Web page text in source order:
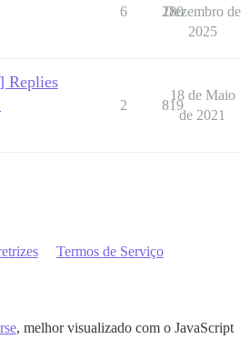
6 280
Dezembro de
2025
Replies
2 819
18 de Maio
de 2021
Termos de Serviço
, melhor visualizado com o JavaScript